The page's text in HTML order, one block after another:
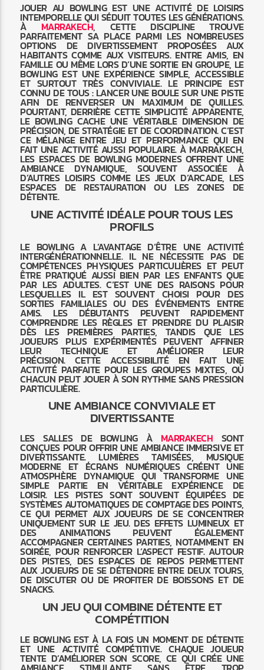
JOUER AU BOWLING EST UNE ACTIVITÉ DE LOISIRS
INTEMPORELLE QUI SÉDUIT TOUTES LES GÉNÉRATIONS.
À MARRAKECH, CETTE DISCIPLINE TROUVE
PARFAITEMENT SA PLACE PARMI LES NOMBREUSES
OPTIONS DE DIVERTISSEMENT PROPOSÉES AUX
HABITANTS COMME AUX VISITEURS. ENTRE AMIS, EN
FAMILLE OU MÊME LORS D’UNE SORTIE EN GROUPE, LE
BOWLING EST UNE EXPÉRIENCE SIMPLE, ACCESSIBLE
ET SURTOUT TRÈS CONVIVIALE. LE PRINCIPE EST
CONNU DE TOUS : LANCER UNE BOULE SUR UNE PISTE
AFIN DE RENVERSER UN MAXIMUM DE QUILLES.
POURTANT, DERRIÈRE CETTE SIMPLICITÉ APPARENTE,
LE BOWLING CACHE UNE VÉRITABLE DIMENSION DE
PRÉCISION, DE STRATÉGIE ET DE COORDINATION. C’EST
CE MÉLANGE ENTRE JEU ET PERFORMANCE QUI EN
FAIT UNE ACTIVITÉ AUSSI POPULAIRE. À MARRAKECH,
LES ESPACES DE BOWLING MODERNES OFFRENT UNE
AMBIANCE DYNAMIQUE, SOUVENT ASSOCIÉE À
D’AUTRES LOISIRS COMME LES JEUX D’ARCADE, LES
ESPACES DE RESTAURATION OU LES ZONES DE
DÉTENTE.
UNE ACTIVITÉ IDÉALE POUR TOUS LES
PROFILS
LE BOWLING A L’AVANTAGE D’ÊTRE UNE ACTIVITÉ
INTERGÉNÉRATIONNELLE. IL NE NÉCESSITE PAS DE
COMPÉTENCES PHYSIQUES PARTICULIÈRES ET PEUT
ÊTRE PRATIQUÉ AUSSI BIEN PAR LES ENFANTS QUE
PAR LES ADULTES. C’EST UNE DES RAISONS POUR
LESQUELLES IL EST SOUVENT CHOISI POUR DES
SORTIES FAMILIALES OU DES ÉVÉNEMENTS ENTRE
AMIS. LES DÉBUTANTS PEUVENT RAPIDEMENT
COMPRENDRE LES RÈGLES ET PRENDRE DU PLAISIR
DÈS LES PREMIÈRES PARTIES, TANDIS QUE LES
JOUEURS PLUS EXPÉRIMENTÉS PEUVENT AFFINER
LEUR TECHNIQUE ET AMÉLIORER LEUR
PRÉCISION. CETTE ACCESSIBILITÉ EN FAIT UNE
ACTIVITÉ PARFAITE POUR LES GROUPES MIXTES, OÙ
CHACUN PEUT JOUER À SON RYTHME SANS PRESSION
PARTICULIÈRE.
UNE AMBIANCE CONVIVIALE ET
DIVERTISSANTE
LES SALLES DE BOWLING À MARRAKECH SONT
CONÇUES POUR OFFRIR UNE AMBIANCE IMMERSIVE ET
DIVERTISSANTE. LUMIÈRES TAMISÉES, MUSIQUE
MODERNE ET ÉCRANS NUMÉRIQUES CRÉENT UNE
ATMOSPHÈRE DYNAMIQUE QUI TRANSFORME UNE
SIMPLE PARTIE EN VÉRITABLE EXPÉRIENCE DE
LOISIR. LES PISTES SONT SOUVENT ÉQUIPÉES DE
SYSTÈMES AUTOMATIQUES DE COMPTAGE DES POINTS,
CE QUI PERMET AUX JOUEURS DE SE CONCENTRER
UNIQUEMENT SUR LE JEU. DES EFFETS LUMINEUX ET
DES ANIMATIONS PEUVENT ÉGALEMENT
ACCOMPAGNER CERTAINES PARTIES, NOTAMMENT EN
SOIRÉE, POUR RENFORCER L’ASPECT FESTIF. AUTOUR
DES PISTES, DES ESPACES DE REPOS PERMETTENT
AUX JOUEURS DE SE DÉTENDRE ENTRE DEUX TOURS,
DE DISCUTER OU DE PROFITER DE BOISSONS ET DE
SNACKS.
UN JEU QUI COMBINE DÉTENTE ET
COMPÉTITION
LE BOWLING EST À LA FOIS UN MOMENT DE DÉTENTE
ET UNE ACTIVITÉ COMPÉTITIVE. CHAQUE JOUEUR
TENTE D’AMÉLIORER SON SCORE, CE QUI CRÉE UNE